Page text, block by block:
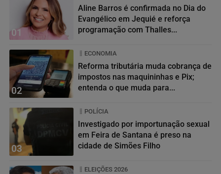
01
Aline Barros é confirmada no Dia do
Evangélico em Jequié e reforça
programação com Thalles...
02
ECONOMIA
Reforma tributária muda cobrança de
impostos nas maquininhas e Pix;
entenda o que muda para...
03
POLÍCIA
Investigado por importunação sexual
em Feira de Santana é preso na
cidade de Simões Filho
ELEIÇÕES 2026